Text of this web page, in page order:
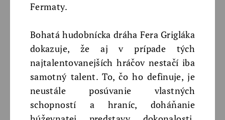
Fermaty.
Bohatá hudobnícka dráha Fera Grigláka
dokazuje, že aj v prípade tých
najtalentovanejších hráčov nestačí iba
samotný talent. To, čo ho definuje, je
neustále posúvanie vlastných
schopností a hraníc, doháňanie